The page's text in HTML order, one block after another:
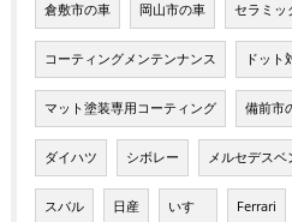
倉敷市の車 岡山市の車 セラミッ
コーティングメンテンナンス ドット
マット塗装専用コーティング 備前市
ダイハツ シボレー メルセデスベ
スバル 日産 いすゞ Ferrari